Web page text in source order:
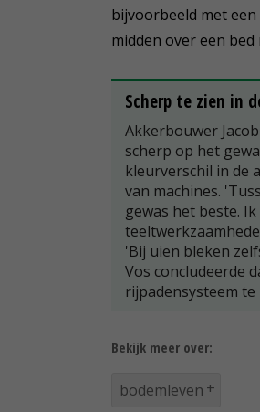
bijvoorbeeld met
midden over een bed
Scherp te zien in
Akkerbouwer
scherp op het
kleurverschil in de
van machines.
gewas het beste.
'Bij uien bleken
Vos concludeerde
rijpadensysteem te
Bekijk meer over:
bodemleven